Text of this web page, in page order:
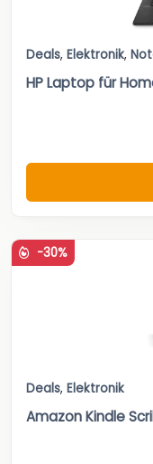
Deals, Elektronik,
HP Laptop für
-30%
Deals, Elektronik
Amazon Kindle